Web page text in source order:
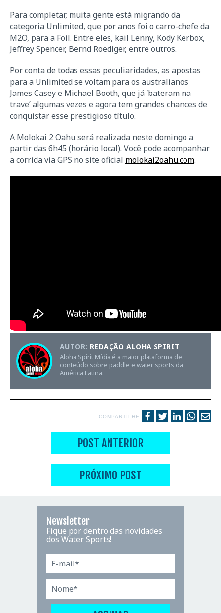
Para completar, muita gente está migrando da
categoria Unlimited, que por anos foi o carro-chefe da
M2O, para a Foil. Entre eles, kail Lenny, Kody Kerbox,
Jeffrey Spencer, Bernd Roediger, entre outros.
Por conta de todas essas peculiaridades, as apostas
para a Unlimited se voltam para os australianos
James Casey e Michael Booth, que já ‘bateram na
trave’ algumas vezes e agora tem grandes chances de
conquistar esse prestigioso título.
A Molokai 2 Oahu será realizada neste domingo a
partir das 6h45 (horário local). Você pode acompanhar
a corrida via GPS no site oficial molokai2oahu.com.
AUTOR: REDAÇÃO ALOHA SPIRIT
Aloha Spirit Mídia é a maior plataforma de
conteúdo sobre paddle e water sports da
América Latina.
COMPARTILHE
POST ANTERIOR
PRÓXIMO POST
Newsletter
Fique por dentro das novidades
dos Water Sports!